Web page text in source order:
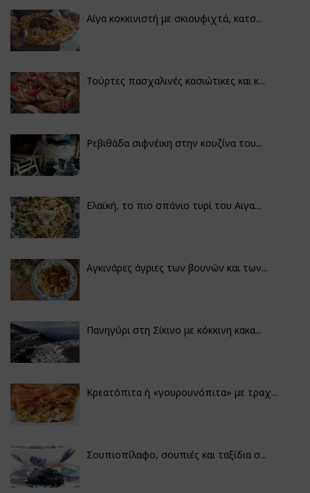
Αίγα κοκκινιστή με σκιουφιχτά, κατσ...
Τούρτες πασχαλινές κασιώτικες και κ...
Ρεβιθάδα σιφνέικη στην κουζίνα του...
Ελαϊκή, το πιο σπάνιο τυρί του Αιγα...
Αγκινάρες άγριες των βουνών και των...
Πανηγύρι στη Σίκινο με κόκκινη κακα...
Κρεατόπιτα ή «γουρουνόπιτα» με τραχ...
Σουπιοπίλαφο, σουπιές και ταξίδια σ...